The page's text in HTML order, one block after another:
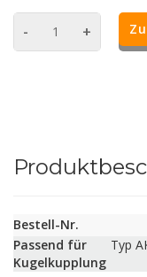
- +
Bestell-Nr.
Passend für
Kugelkupplung
Typ